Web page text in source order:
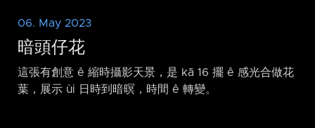
06. May 2023
暗頭仔花
這張有創意 ê 縮時攝影天景，是 kā 16 擺 ê 感光合做花
葉，展示 ùi 日時到暗暝，時間 ê 轉變。